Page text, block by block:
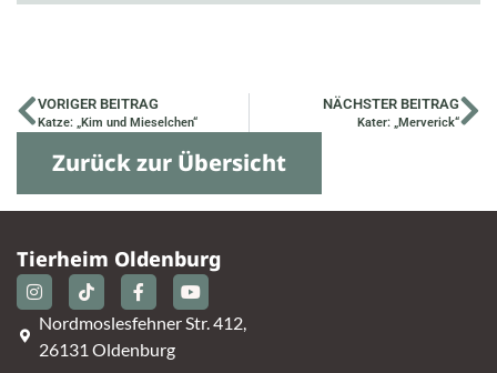
VORIGER BEITRAG
Katze: „Kim und Mieselchen“
NÄCHSTER BEITRAG
Kater: „Merverick“
Zurück zur Übersicht
Tierheim Oldenburg
Nordmoslesfehner Str. 412,
26131 Oldenburg